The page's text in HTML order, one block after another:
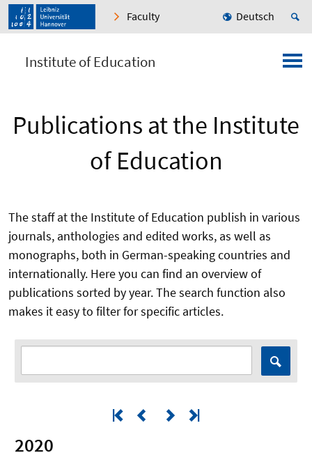
Faculty Deutsch
Institute of Education
Publications at the Institute
of Education
The staff at the Institute of Education publish in various
journals, anthologies and edited works, as well as
monographs, both in German-speaking countries and
internationally. Here you can find an overview of
publications sorted by year. The search function also
makes it easy to filter for specific articles.
2020